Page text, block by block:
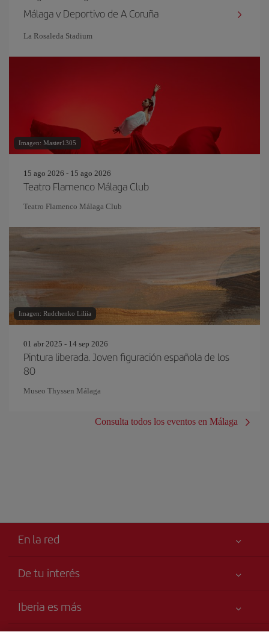
Málaga v Deportivo de A Coruña
La Rosaleda Stadium
Imagen: Master1305
15 ago 2026 - 15 ago 2026
Teatro Flamenco Málaga Club
Teatro Flamenco Málaga Club
Imagen: Rudchenko Liliia
01 abr 2025 - 14 sep 2026
Pintura liberada. Joven figuración española de los
80
Museo Thyssen Málaga
Consulta todos los eventos en Málaga
En la red
De tu interés
Accesibilidad
Iberia es más